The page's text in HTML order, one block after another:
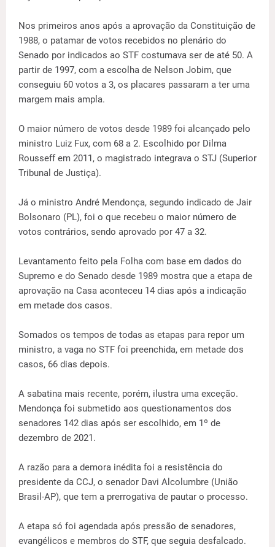
Nos primeiros anos após a aprovação da Constituição de
1988, o patamar de votos recebidos no plenário do
Senado por indicados ao STF costumava ser de até 50. A
partir de 1997, com a escolha de Nelson Jobim, que
conseguiu 60 votos a 3, os placares passaram a ter uma
margem mais ampla.
O maior número de votos desde 1989 foi alcançado pelo
ministro Luiz Fux, com 68 a 2. Escolhido por Dilma
Rousseff em 2011, o magistrado integrava o STJ (Superior
Tribunal de Justiça).
Já o ministro André Mendonça, segundo indicado de Jair
Bolsonaro (PL), foi o que recebeu o maior número de
votos contrários, sendo aprovado por 47 a 32.
Levantamento feito pela Folha com base em dados do
Supremo e do Senado desde 1989 mostra que a etapa de
aprovação na Casa aconteceu 14 dias após a indicação
em metade dos casos.
Somados os tempos de todas as etapas para repor um
ministro, a vaga no STF foi preenchida, em metade dos
casos, 66 dias depois.
A sabatina mais recente, porém, ilustra uma exceção.
Mendonça foi submetido aos questionamentos dos
senadores 142 dias após ser escolhido, em 1º de
dezembro de 2021.
A razão para a demora inédita foi a resistência do
presidente da CCJ, o senador Davi Alcolumbre (União
Brasil-AP), que tem a prerrogativa de pautar o processo.
A etapa só foi agendada após pressão de senadores,
evangélicos e membros do STF, que seguia desfalcado.